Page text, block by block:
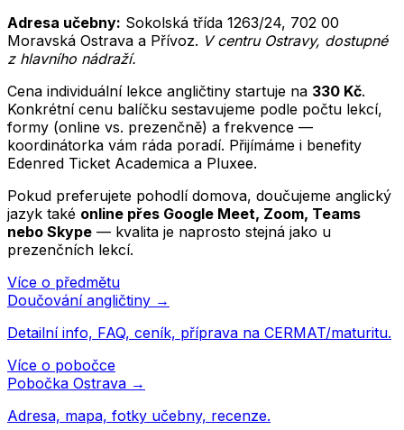
Adresa učebny: Sokolská třída 1263/24, 702 00
Moravská Ostrava a Přívoz. V centru Ostravy, dostupné
z hlavního nádraží.
Cena individuální lekce angličtiny startuje na 330 Kč.
Konkrétní cenu balíčku sestavujeme podle počtu lekcí,
formy (online vs. prezenčně) a frekvence —
koordinátorka vám ráda poradí. Přijímáme i benefity
Edenred Ticket Academica a Pluxee.
Pokud preferujete pohodlí domova, doučujeme anglický
jazyk také online přes Google Meet, Zoom, Teams
nebo Skype — kvalita je naprosto stejná jako u
prezenčních lekcí.
Více o předmětu
Doučování angličtiny →
Detailní info, FAQ, ceník, příprava na CERMAT/maturitu.
Více o pobočce
Pobočka Ostrava →
Adresa, mapa, fotky učebny, recenze.